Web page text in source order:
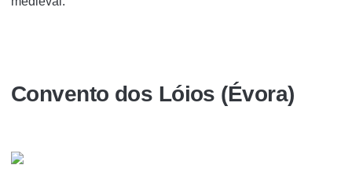
Convento dos Lóios (Évora)